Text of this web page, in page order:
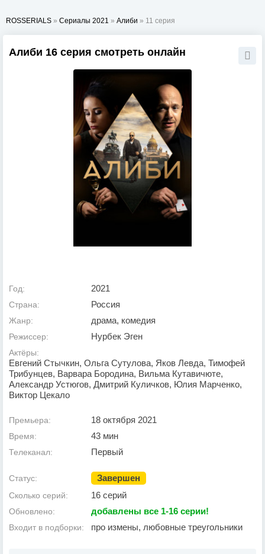
ROSSERIALS » Сериалы 2021 » Алиби » 11 серия
Алиби 16 серия смотреть онлайн
Год: 2021
Страна: Россия
Жанр: драма, комедия
Режиссер: Нурбек Эген
Актёры:
Евгений Стычкин, Ольга Сутулова, Яков Левда, Тимофей
Трибунцев, Варвара Бородина, Вильма Кутавичюте,
Александр Устюгов, Дмитрий Куличков, Юлия Марченко,
Виктор Цекало
Премьера: 18 октября 2021
Время: 43 мин
Телеканал: Первый
Статус: Завершен
Сколько серий: 16 серий
Обновлено: добавлены все 1-16 серии!
Входит в подборки: про измены, любовные треугольники